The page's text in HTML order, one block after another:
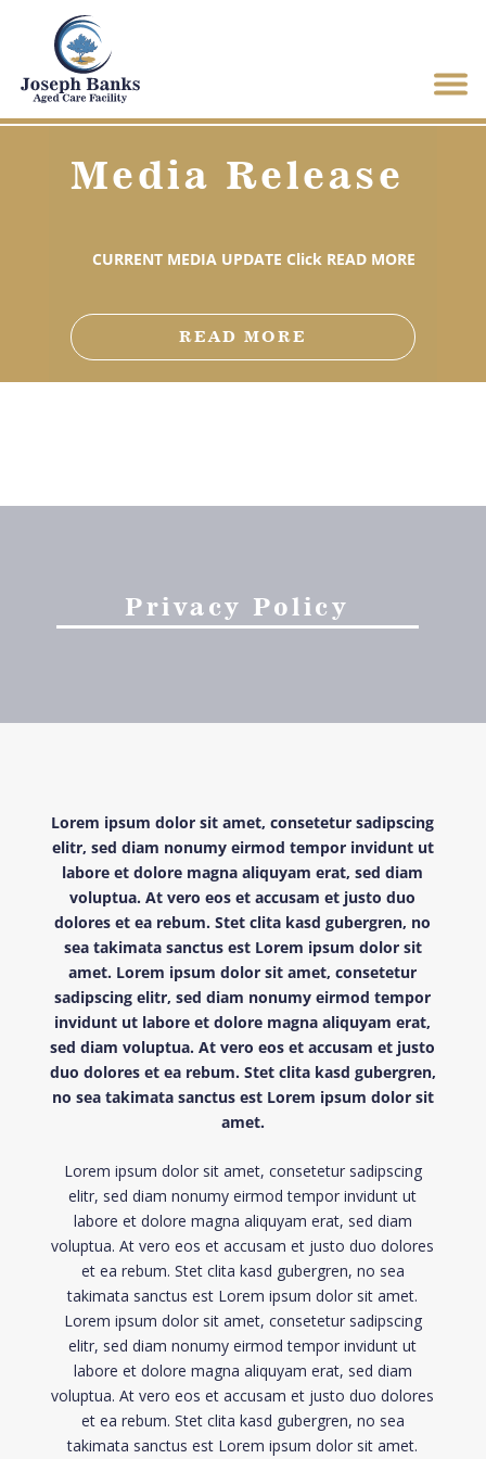
Media Release
CURRENT MEDIA UPDATE Click READ MORE
READ MORE
Privacy Policy
Lorem ipsum dolor sit amet, consetetur sadipscing
elitr, sed diam nonumy eirmod tempor invidunt ut
labore et dolore magna aliquyam erat, sed diam
voluptua. At vero eos et accusam et justo duo
dolores et ea rebum. Stet clita kasd gubergren, no
sea takimata sanctus est Lorem ipsum dolor sit
amet. Lorem ipsum dolor sit amet, consetetur
sadipscing elitr, sed diam nonumy eirmod tempor
invidunt ut labore et dolore magna aliquyam erat,
sed diam voluptua. At vero eos et accusam et justo
duo dolores et ea rebum. Stet clita kasd gubergren,
no sea takimata sanctus est Lorem ipsum dolor sit
amet.
Lorem ipsum dolor sit amet, consetetur sadipscing
elitr, sed diam nonumy eirmod tempor invidunt ut
labore et dolore magna aliquyam erat, sed diam
voluptua. At vero eos et accusam et justo duo dolores
et ea rebum. Stet clita kasd gubergren, no sea
takimata sanctus est Lorem ipsum dolor sit amet.
Lorem ipsum dolor sit amet, consetetur sadipscing
elitr, sed diam nonumy eirmod tempor invidunt ut
labore et dolore magna aliquyam erat, sed diam
voluptua. At vero eos et accusam et justo duo dolores
et ea rebum. Stet clita kasd gubergren, no sea
takimata sanctus est Lorem ipsum dolor sit amet.